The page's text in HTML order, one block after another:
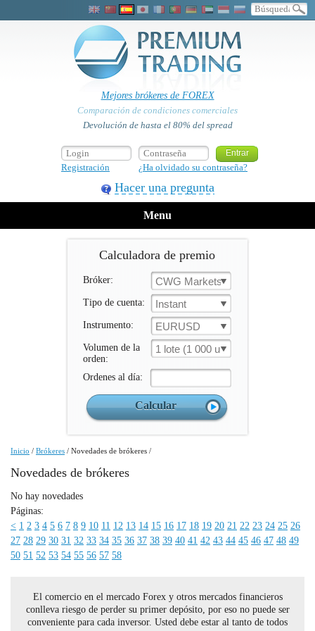
Mejores brókeres de FOREX
Comparación de condiciones comerciales
Devolución de hasta el 80% del spread
Registración ¿Ha olvidado su contraseña?
Hacer una pregunta
Menu
Calculadora de premio
Bróker: CWG Markets
Tipo de cuenta: Instant
Instrumento: EURUSD
Volumen de la
orden:
1 lote (1 000 un.)
Ordenes al día:
Inicio / Brókeres / Novedades de brókeres /
Novedades de brókeres
No hay novedades
Páginas:
< 1 2 3 4 5 6 7 8 9 10 11 12 13 14 15 16 17 18 19 20 21 22 23 24 25 26
27 28 29 30 31 32 33 34 35 36 37 38 39 40 41 42 43 44 45 46 47 48 49
50 51 52 53 54 55 56 57 58
El comercio en el mercado Forex y otros mercados financieros
conlleva riesgo de perder su primer depósito, por eso no puede ser
conveniente para cada inversor. Usted debe estar al tanto de todos